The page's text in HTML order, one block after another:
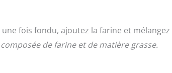
fois fondu, ajoutez la farine et
de farine et de matière grasse.